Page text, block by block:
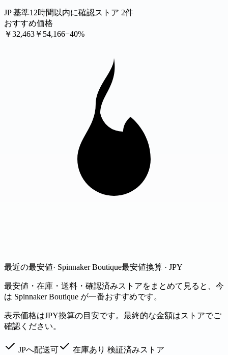
JP 基準12時間以内に確認ストア 2件
おすすめ価格
￥32,463 ￥54,166−40%
最近の最安値· Spinnaker Boutique最安値換算 · JPY
最安値・在庫・送料・確認済みストアをまとめて見ると、今
は Spinnaker Boutique が一番おすすめです。
表示価格はJPY換算の目安です。最終的な金額はストアでご
確認ください。
JPへ配送可 在庫あり 検証済みストア